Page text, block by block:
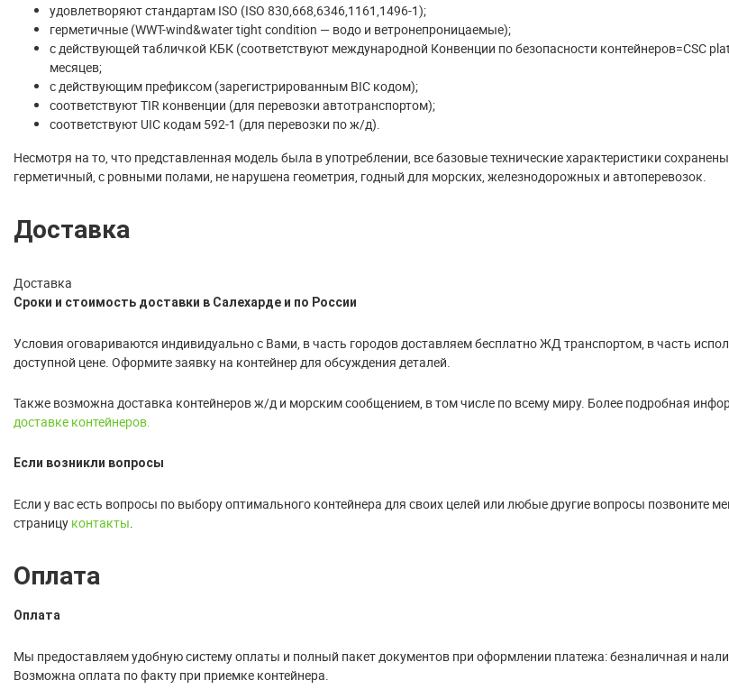
удовлетворяют стандартам ISO (ISO 830,668,6346,1161,1496-1);
герметичные (WWT-wind&water tight condition — водо и ветронепроницаемые);
с действующей табличкой КБК (соответствуют международной Конвенции по безопасности контейнеров=CSC
месяцев;
с действующим префиксом (зарегистрированным BIC кодом);
соответствуют TIR конвенции (для перевозки автотранспортом);
соответствуют UIC кодам 592-1 (для перевозки по ж/д).
Несмотря на то, что представленная модель была в употреблении, все базовые технические характеристики
герметичный, с ровными полами, не нарушена геометрия, годный для морских, железнодорожных и автоперевозок.
Доставка
Доставка
Сроки и стоимость доставки в Салехарде и по России
Условия оговариваются индивидуально с Вами, в часть городов доставляем бесплатно ЖД транспортом, в часть
доступной цене. Оформите заявку на контейнер для обсуждения деталей.
Также возможна доставка контейнеров ж/д и морским сообщением, в том числе по всему миру. Более подробная
доставке контейнеров.
Если возникли вопросы
Если у вас есть вопросы по выбору оптимального контейнера для своих целей или любые другие вопросы позвоните
страницу контакты.
Оплата
Оплата
Мы предоставляем удобную систему оплаты и полный пакет документов при оформлении платежа: безналичная и
Возможна оплата по факту при приемке контейнера.